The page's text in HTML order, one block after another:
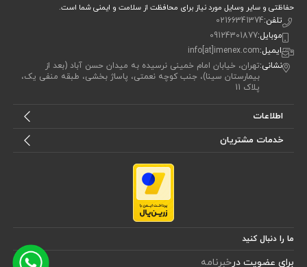
حفاظتی و سایر وسایل مورد نیاز برای محافظت از سلامت و ایمنی شما است.
تلفن:02166341374
موبایل:09124301877
ایمیل:info[at]imenex.com
نشانی:تهران، خیابان امام خمینی نرسیده به میدان حسن آباد (بعد از
بیمارستان سینا)، جنب کوچه نعمتی، پاساژ بخشی، طبقه منفی یک،
پلاک 11
اطلاعات
خدمات مشتریان
ما را دنبال کنید
برای عضویت درخبرنامه